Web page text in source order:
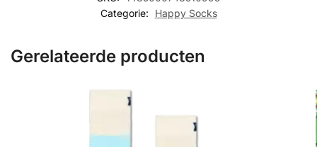
Categorie:
Happy Socks
Gerelateerde producten